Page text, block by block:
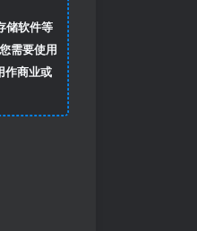
储软件等
需要使用
作商业或